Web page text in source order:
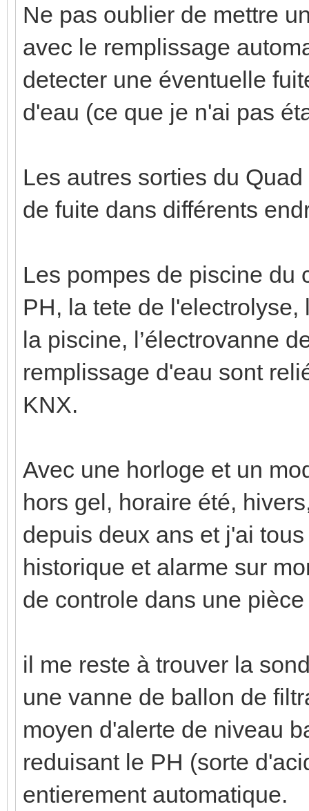
Ne pas oublier de mettre
avec le remplissage
detecter une éventuelle
d'eau (ce que je n'ai pas
Les autres sorties du
de fuite dans différents
Les pompes de piscine du
PH, la tete de
la piscine, l’électrovanne
remplissage d'eau sont
KNX.
Avec une horloge et un
hors gel, horaire été,
depuis deux ans et j'ai
historique et alarme sur
de controle dans une
il me reste à trouver la
une vanne de ballon de
moyen d'alerte de niveau
reduisant le PH (sorte
entierement automatique.